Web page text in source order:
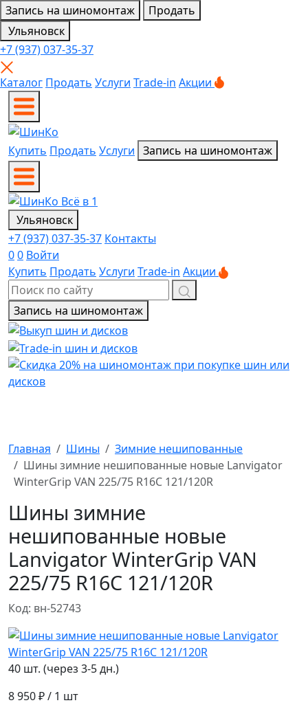
Запись на шиномонтаж
Продать
Ульяновск
+7 (937) 037-35-37
Каталог Продать Услуги Trade-in Акции
Купить Продать Услуги Запись на шиномонтаж
Ульяновск
+7 (937) 037-35-37 Контакты
00 Войти
Купить Продать Услуги Trade-in Акции
Запись на шиномонтаж
Главная Шины
Зимние нешипованные
Шины зимние нешипованные новые Lanvigator
WinterGrip VAN 225/75 R16C 121/120R
Шины зимние
нешипованные новые
Lanvigator WinterGrip VAN
225/75 R16C 121/120R
Код: вн-52743
40 шт. (через 3-5 дн.)
8 950 ₽/ 1 шт